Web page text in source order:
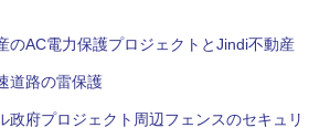
のAC電力保護プロジェクトとJindi不動産
道路の雷保護
政府プロジェクト周辺フェンスのセキュリ